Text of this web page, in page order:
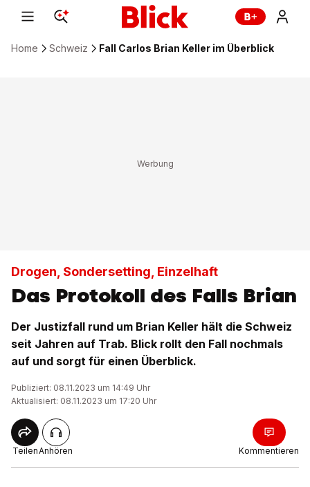
Home Schweiz Fall Carlos Brian Keller im Überblick
Drogen, Sondersetting, Einzelhaft
Das Protokoll des Falls Brian
Der Justizfall rund um Brian Keller hält die Schweiz
seit Jahren auf Trab. Blick rollt den Fall nochmals
auf und sorgt für einen Überblick.
Publiziert: 08.11.2023 um 14:49 Uhr
Aktualisiert: 08.11.2023 um 17:20 Uhr
TeilenAnhören Kommentieren